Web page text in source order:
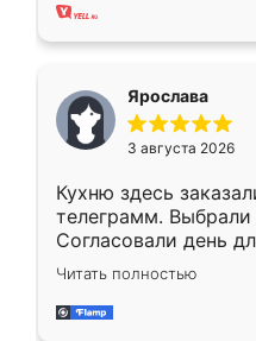
Ярослава
3 августа 2026
Кухню здесь
телеграмм.
Согласовали день
недели кухня была
довольны работой.
мебель за
Читать полностью